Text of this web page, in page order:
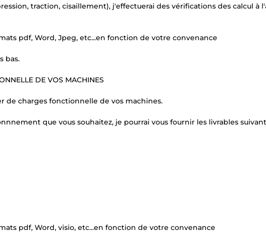
traction, cisaillement), j'effectuerai des vérifications des calcul à
pdf, Word, Jpeg, etc...en fonction de votre convenance
bas.
DE VOS MACHINES
de charges fonctionnelle de vos machines.
que vous souhaitez, je pourrai vous fournir les livrables
pdf, Word, visio, etc...en fonction de votre convenance